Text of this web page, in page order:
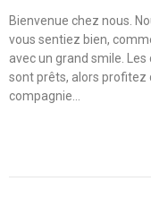
Bienvenue chez nous.
vous sentiez bien,
avec un grand smile.
sont prêts, alors profitez
compagnie...